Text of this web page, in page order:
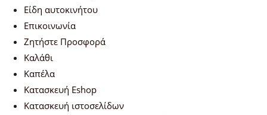
Είδη αυτοκινήτου
Επικοινωνία
Ζητήστε Προσφορά
Καλάθι
Καπέλα
Κατασκευή Eshop
Κατασκευή ιστοσελίδων